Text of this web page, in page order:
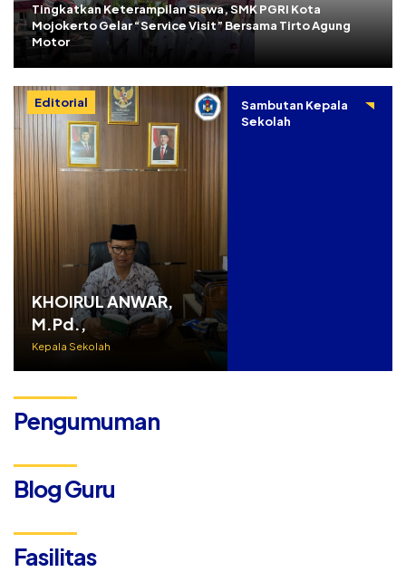
Tingkatkan Keterampilan Siswa, SMK PGRI Kota
Mojokerto Gelar “Service Visit” Bersama Tirto Agung
Motor
Editorial
KHOIRUL ANWAR,
M.Pd.,
Kepala Sekolah
Sambutan Kepala
Sekolah
Pengumuman
Blog Guru
Fasilitas